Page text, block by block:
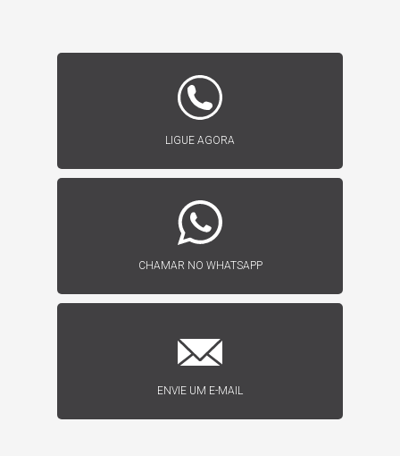
LIGUE AGORA
CHAMAR NO WHATSAPP
ENVIE UM E-MAIL